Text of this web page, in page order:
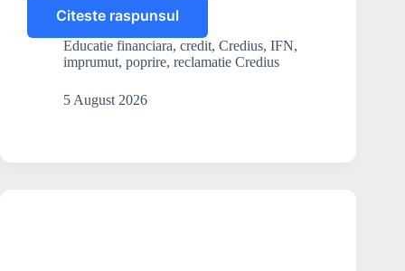
Citeste raspunsul
Mi
se
poate
poprirea,
dublu
Educatie financiara, credit, Credius, IFN,
imprumut, poprire, reclamatie Credius
5 August 2026